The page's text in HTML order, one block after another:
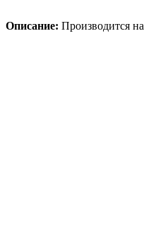
Описание: Производится